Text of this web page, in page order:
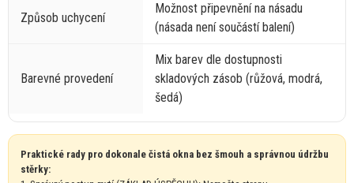
Způsob uchycení
Možnost připevněnína násadu
(násada není součástí balení)
Barevné provedení
Mix barev dle dostupnosti
skladových zásob (růžová, modrá,
šedá)
Praktické rady pro dokonale čistá okna bez šmouh a správnou údržbu
stěrky: